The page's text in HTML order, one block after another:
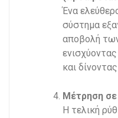
Ένα
σύστημα
αποβολή
και
Μέτρηση
Η τελική